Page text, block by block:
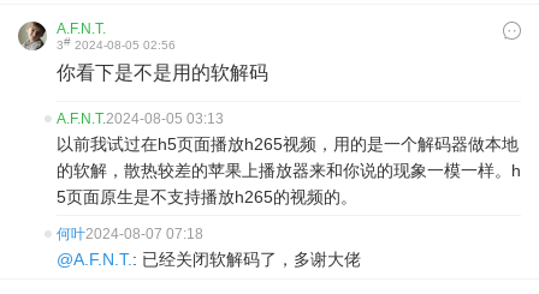
A.F.N.T.
3# 2024-08-05 02:56
你看下是不是用的软解码
A.F.N.T.2024-08-05 03:13
以前我试过在h5页面播放h265视频，用的是一个解码器做本地
的软解，散热较差的苹果上播放器来和你说的现象一模一样。h
5页面原生是不支持播放h265的视频的。
何叶2024-08-07 07:18
@A.F.N.T.: 已经关闭软解码了，多谢大佬